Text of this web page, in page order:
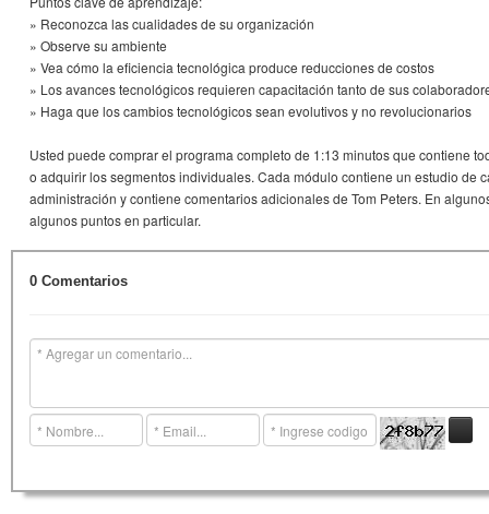
» Reconozca las cualidades de su organización
» Observe su ambiente
» Vea cómo la eficiencia tecnológica produce reducciones de costos
» Los avances tecnológicos requieren capacitación tanto de sus
» Haga que los cambios tecnológicos sean evolutivos y no revolucionarios
Usted puede comprar el programa completo de 1:13 minutos que contiene
o adquirir los segmentos individuales. Cada módulo contiene un estudio de
administración y contiene comentarios adicionales de Tom Peters. En
algunos puntos en particular.
0 Comentarios